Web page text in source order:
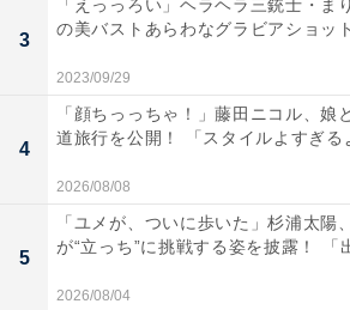
3
「えっっろい」ヘラヘラ三銃士・ま
の美バストあらわなグラビアショッ
2023/09/29
4
「顔ちっっちゃ！」藤田ニコル、娘
道旅行を公開！ 「スタイルよすぎる
2026/08/08
5
「ユメが、ついに歩いた」杉浦太陽
が“立っち”に挑戦する姿を披露！ 「
2026/08/04